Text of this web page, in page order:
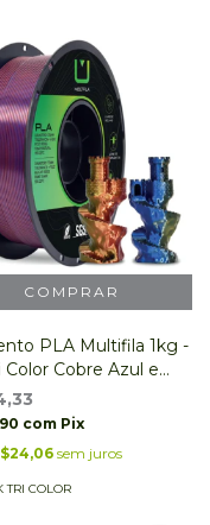
PLA Multifila 1kg -
Color Cobre Azul e
com Pix
sem juros
TRI COLOR